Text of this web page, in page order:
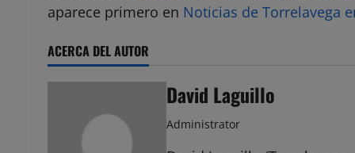
aparece primero en Noticias de Torrelavega
ACERCA DEL AUTOR
David Laguillo
Administrator